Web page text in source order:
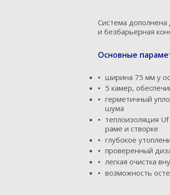
Система дополнена
и безбарьерная
Основные
ширина 75 мм у
5 камер,
герметичный
шума
теплоизоляция
раме и створке
глубокое
проверенный
легкая очистка
возможность